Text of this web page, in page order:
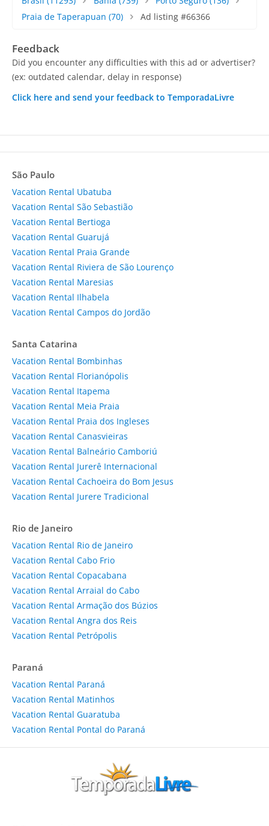
Praia de Taperapuan (70) Ad listing #66366
Feedback
Did you encounter any difficulties with this ad or advertiser?
(ex: outdated calendar, delay in response)
Click here and send your feedback to TemporadaLivre
São Paulo
Vacation Rental Ubatuba
Vacation Rental São Sebastião
Vacation Rental Bertioga
Vacation Rental Guarujá
Vacation Rental Praia Grande
Vacation Rental Riviera de São Lourenço
Vacation Rental Maresias
Vacation Rental Ilhabela
Vacation Rental Campos do Jordão
Santa Catarina
Vacation Rental Bombinhas
Vacation Rental Florianópolis
Vacation Rental Itapema
Vacation Rental Meia Praia
Vacation Rental Praia dos Ingleses
Vacation Rental Canasvieiras
Vacation Rental Balneário Camboriú
Vacation Rental Jurerê Internacional
Vacation Rental Cachoeira do Bom Jesus
Vacation Rental Jurere Tradicional
Rio de Janeiro
Vacation Rental Rio de Janeiro
Vacation Rental Cabo Frio
Vacation Rental Copacabana
Vacation Rental Arraial do Cabo
Vacation Rental Armação dos Búzios
Vacation Rental Angra dos Reis
Vacation Rental Petrópolis
Paraná
Vacation Rental Paraná
Vacation Rental Matinhos
Vacation Rental Guaratuba
Vacation Rental Pontal do Paraná